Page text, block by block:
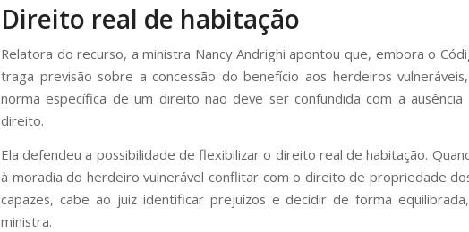
Direito real de habitação
Relatora do recurso, a ministra Nancy Andrighi apontou que, embora o
traga previsão sobre a concessão do benefício aos herdeiros
norma específica de um direito não deve ser confundida com a
direito.
Ela defendeu a possibilidade de flexibilizar o direito real de habitação.
à moradia do herdeiro vulnerável conflitar com o direito de propriedade
capazes, cabe ao juiz identificar prejuízos e decidir de forma
ministra.